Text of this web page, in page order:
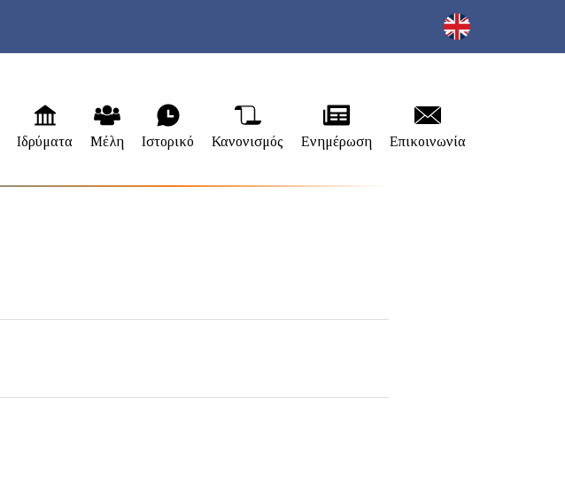
Ιδρύματα Μέλη Ιστορικό Κανονισμός Ενημέρωση Επικοινωνία